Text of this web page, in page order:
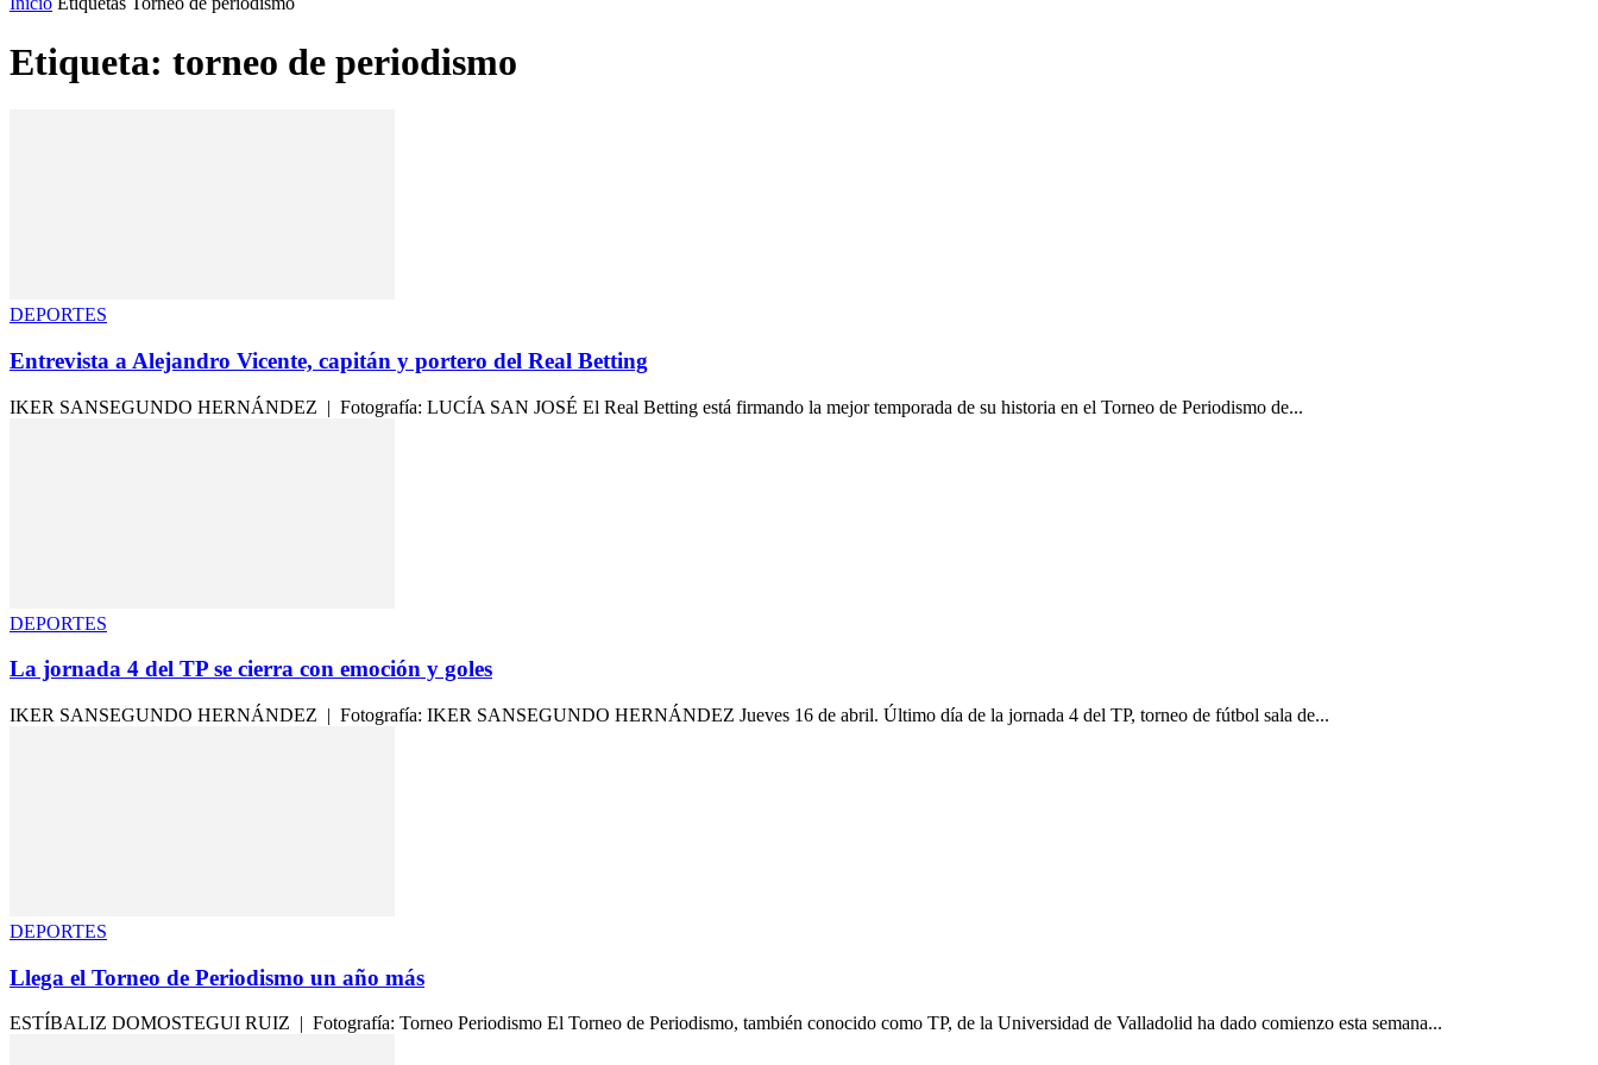
Etiqueta: torneo de periodismo
DEPORTES
Entrevista a Alejandro Vicente, capitán y portero del Real Betting
IKER SANSEGUNDO HERNÁNDEZ | Fotografía: LUCÍA SAN JOSÉ El Real Betting está firmando la mejor temporada de su historia en el Torneo de Periodismo de...
DEPORTES
La jornada 4 del TP se cierra con emoción y goles
IKER SANSEGUNDO HERNÁNDEZ | Fotografía: IKER SANSEGUNDO HERNÁNDEZ Jueves 16 de abril. Último día de la jornada 4 del TP, torneo de fútbol sala de...
DEPORTES
Llega el Torneo de Periodismo un año más
ESTÍBALIZ DOMOSTEGUI RUIZ | Fotografía: Torneo Periodismo El Torneo de Periodismo, también conocido como TP, de la Universidad de Valladolid ha dado comienzo esta semana...